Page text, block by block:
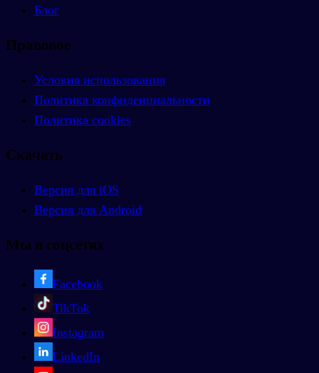
Блог
Правовое
Условия использования
Политика конфиденциальности
Политика cookies
Скачать
Версия для iOS
Версия для Android
Мы в соцсетях
Facebook
TikTok
Instagram
LinkedIn